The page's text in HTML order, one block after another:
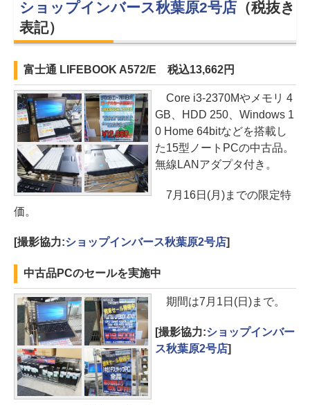
ショップインバース秋葉原2号店（税抜き
表記）
富士通 LIFEBOOK A572/E 税込13,662円
Core i3-2370Mやメモリ 4
GB、HDD 250、Windows 1
0 Home 64bitなどを搭載し
た15型ノートPCの中古品。
無線LANアダプタ付き。
7月16日(月)までの限定特
価。
[撮影協力:ショップインバース秋葉原2号店]
中古品PCのセールを実施中
期間は7月1日(日)まで。
[撮影協力:ショップインバー
ス秋葉原2号店]